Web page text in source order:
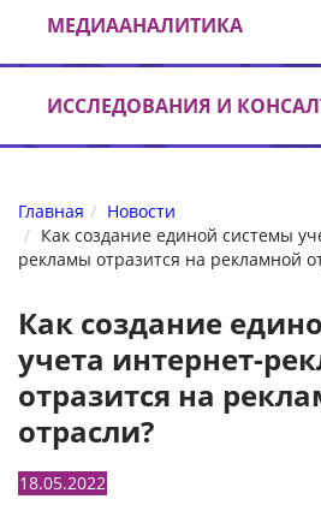
МЕДИААНАЛИТИКА
ИССЛЕДОВАНИЯ И
Главная
Новости
Как создание единой системы
рекламы отразится на рекламной
Как создание
учета интернет-
отразится на
отрасли?
18.05.2022